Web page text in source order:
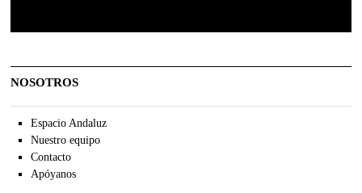
NOSOTROS
Espacio Andaluz
Nuestro equipo
Contacto
Apóyanos